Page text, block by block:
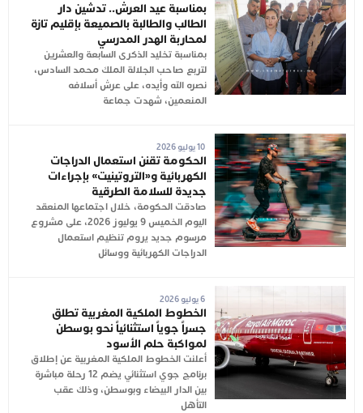
بمناسبة عيد العرش.. تدشين دار
الطالب والطالبة بالصميعة بإقليم تازة
لمحاربة الهدر المدرسي
بمناسبة تخليد الذكرى السابعة والعشرين
لتربع صاحب الجلالة الملك محمد السادس،
نصره الله وأيده، على عرش أسلافه
المنعمين، شهدت جماعة
10 يوليو 2026
الحكومة تقنن استعمال الدراجات
الكهربائية و«التروتينيت» بإجراءات
جديدة للسلامة الطرقية
صادقت الحكومة، خلال اجتماعها المنعقد
اليوم الخميس 9 يوليوز 2026، على مشروع
مرسوم جديد يروم تنظيم استعمال
الدراجات الكهربائية ووسائل
6 يوليو 2026
الخطوط الملكية المغربية تطلق
جسراً جوياً استثنائياً نحو بوسطن
لمواكبة حلم الأسود
أعلنت الخطوط الملكية المغربية عن إطلاق
برنامج جوي استثنائي يضم 12 رحلة مباشرة
بين الدار البيضاء وبوسطن، وذلك عقب
التأهل